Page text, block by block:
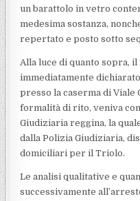
un barattolo in vetro
medesima sostanza,
repertato e posto sotto
Alla luce di quanto sopra,
immediatamente
presso la caserma di Viale
formalità di rito, veniva
Giudiziaria reggina, la
dalla Polizia Giudiziaria,
domiciliari per il Triolo.
Le analisi qualitative e
successivamente